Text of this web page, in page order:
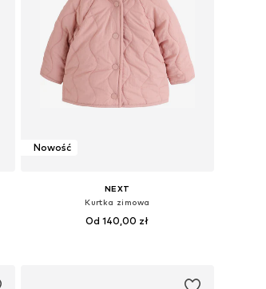
Nowość
NEXT
Kurtka zimowa
Od 140,00 zł